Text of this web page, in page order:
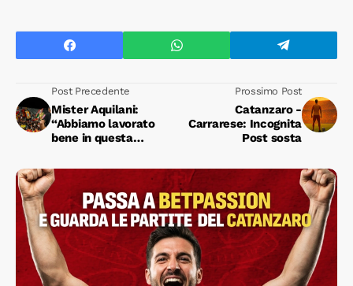
Post Precedente
Mister Aquilani:
“Abbiamo lavorato
bene in questa
Carrarese è una buona
squadra, le insidie
saranno tante”
Prossimo Post
Catanzaro -
Carrarese: Incognita
Post sosta